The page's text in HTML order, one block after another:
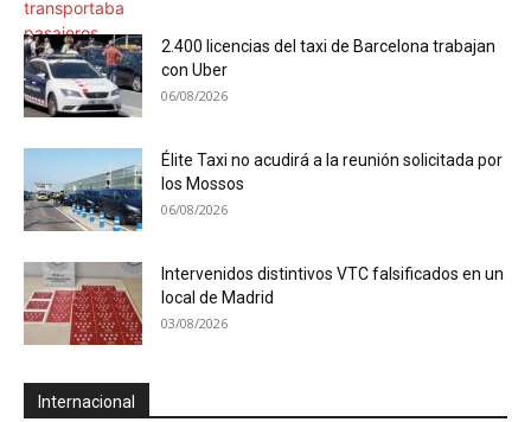
2.400 licencias del taxi de Barcelona trabajan
con Uber
06/08/2026
Élite Taxi no acudirá a la reunión solicitada por
los Mossos
06/08/2026
Intervenidos distintivos VTC falsificados en un
local de Madrid
03/08/2026
Internacional